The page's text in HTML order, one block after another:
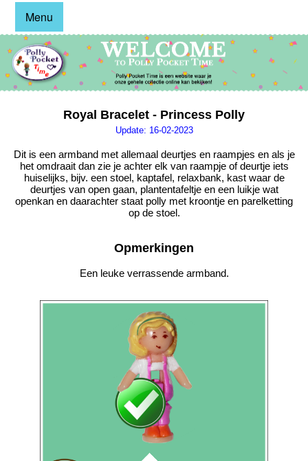
Menu
Royal Bracelet - Princess Polly
Update: 16-02-2023
Dit is een armband met allemaal deurtjes en raampjes en als je
het omdraait dan zie je achter elk van raampje of deurtje iets
huiselijks, bijv. een stoel, kaptafel, relaxbank, kast waar de
deurtjes van open gaan, plantentafeltje en een luikje wat
openkan en daarachter staat polly met kroontje en parelketting
op de stoel.
Opmerkingen
Een leuke verrassende armband.